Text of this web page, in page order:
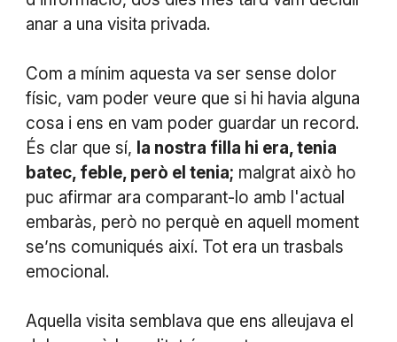
anar a una visita privada.
Com a mínim aquesta va ser sense dolor
físic, vam poder veure que si hi havia alguna
cosa i ens en vam poder guardar un record.
És clar que sí, la nostra filla hi era, tenia
batec, feble, però el tenia; malgrat això ho
puc afirmar ara comparant-lo amb l'actual
embaràs, però no perquè en aquell moment
se’ns comuniqués així. Tot era un trasbals
emocional.
Aquella visita semblava que ens alleujava el